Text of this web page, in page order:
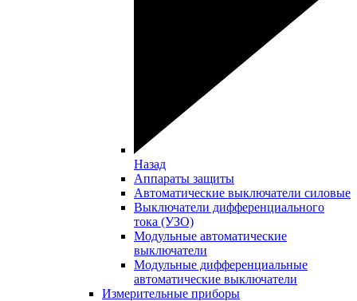
Назад
Аппараты защиты
Автоматические выключатели силовые
Выключатели дифференциального
тока (УЗО)
Модульные автоматические
выключатели
Модульные дифференциальные
автоматические выключатели
Измерительные приборы